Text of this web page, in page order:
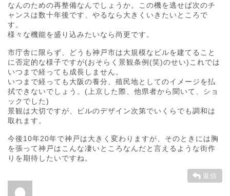
なんのための再整備なんでしょうか。この機を逃せば次のチ
ャンスは数十年後です、やるなら大きくいきたいところで
す。
様々な機能を盛り込みたいなら尚更です。
市庁舎に限らず、どうも神戸市は大規模なビルを建てること
に否定的な様子ですが(おそらく景観条例(笑)のせい)これでは
いつまで経っても成長しません。
いつまで経っても大阪の養分、殖民地としてのイメージを払
拭できないでしょう。(上京した際、他県者から聞いて、ショ
ックでした)
景観は大切ですが、ビルのデザイン次第でいくらでも調和は
取れます。
今後10年20年で神戸は大きく変わりますが、そのときには胸
を張って神戸はこんな凄いところなんだと言えるような街作
りを期待したいですね。
返信